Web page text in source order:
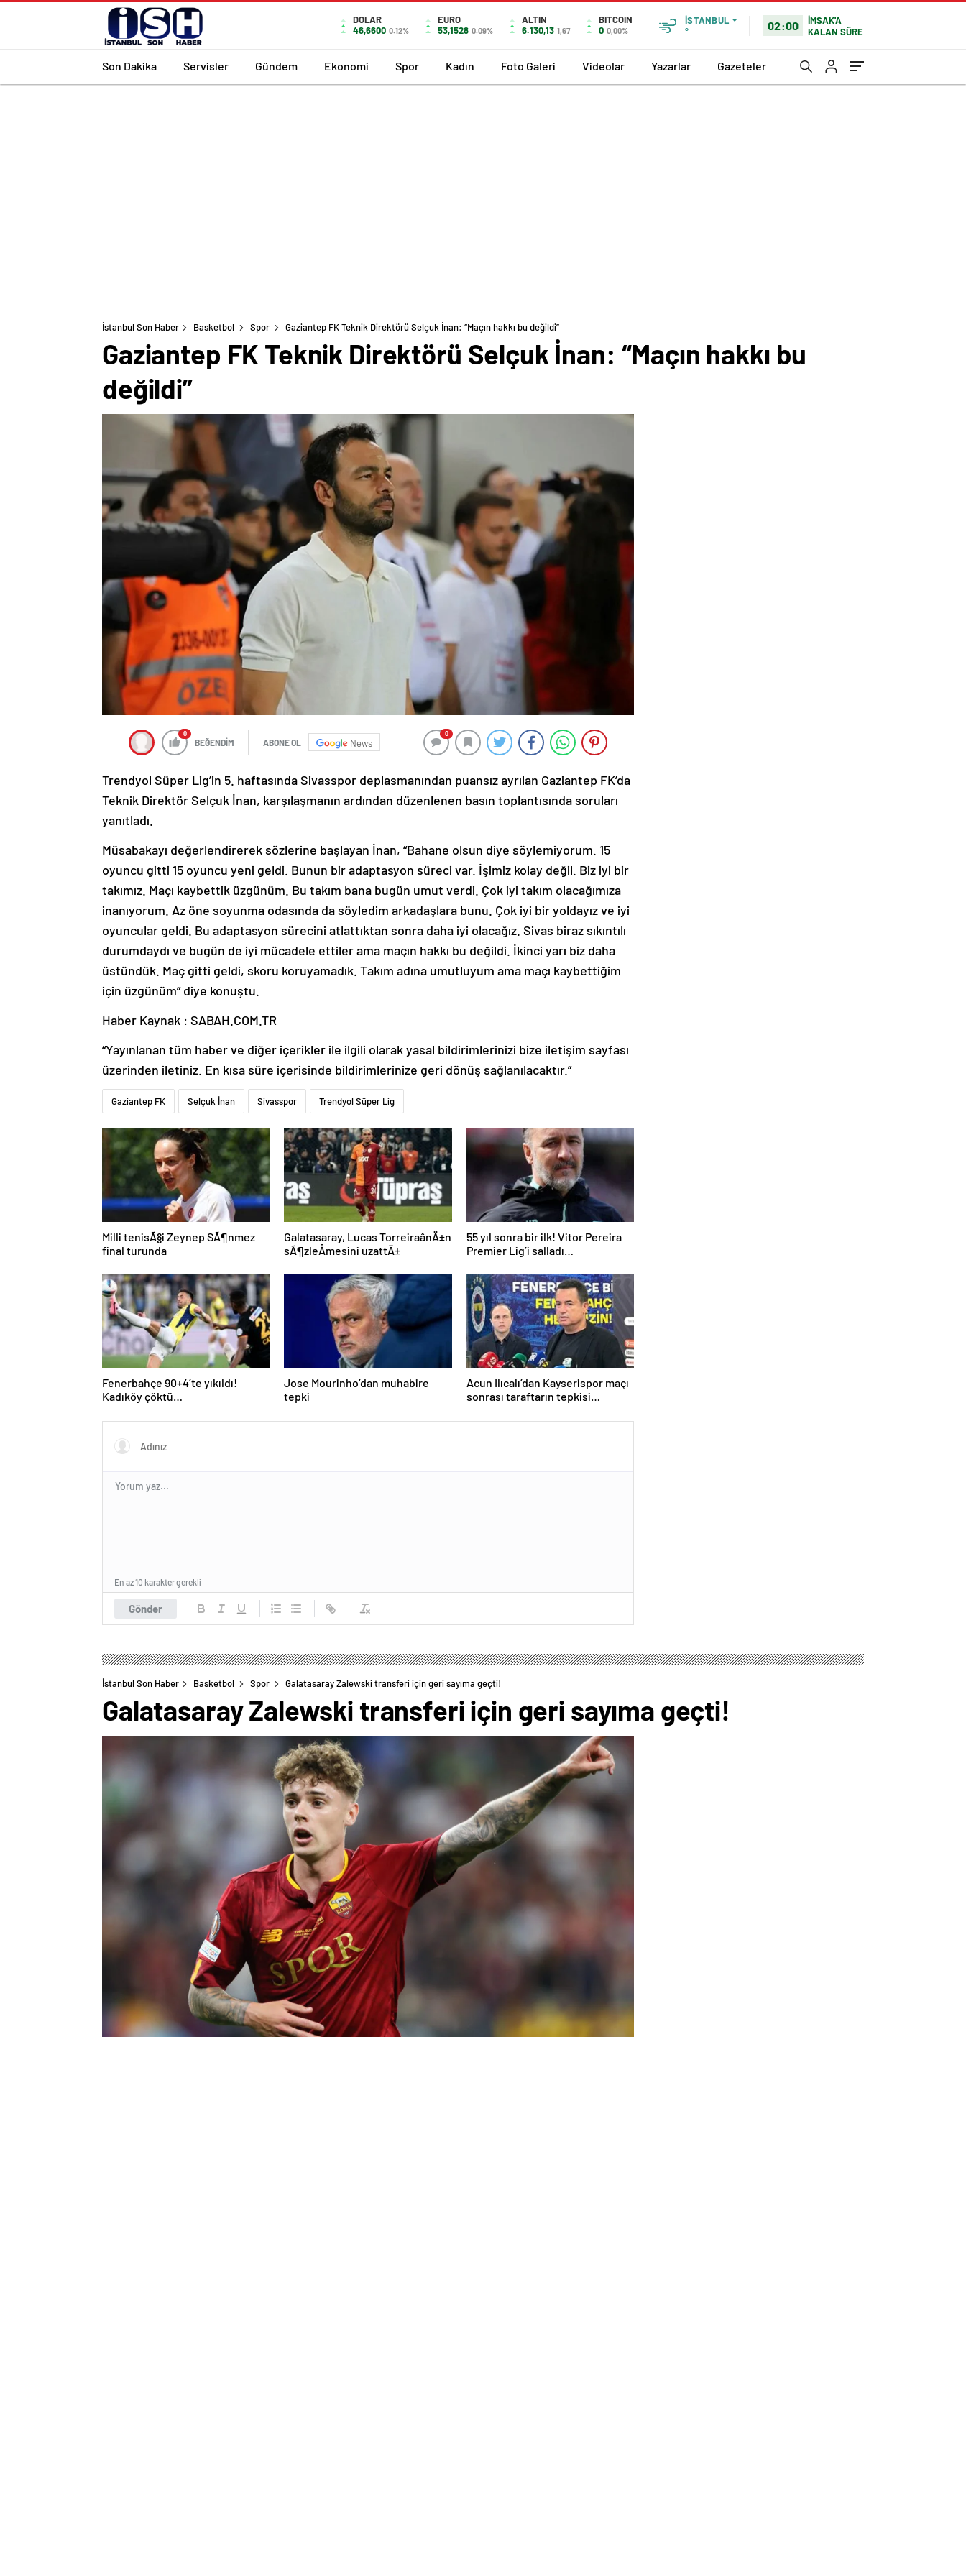
DOLAR
46,6600 0.12%
EURO
53,1528 0.09%
ALTIN
6.130,13 1,67
BITCOIN
0 0,00%
İSTANBUL
°
02:00
İMSAK'A
KALAN SÜRE
Son Dakika Servisler Gündem Ekonomi Spor Kadın Foto Galeri Videolar Yazarlar Gazeteler
İstanbul Son Haber Basketbol Spor Gaziantep FK Teknik Direktörü Selçuk İnan: “Maçın hakkı bu değildi”
Gaziantep FK Teknik Direktörü Selçuk İnan: “Maçın hakkı bu
değildi”
0
BEĞENDİM ABONE OL News
0
Trendyol Süper Lig’in 5. haftasında Sivasspor deplasmanından puansız ayrılan Gaziantep FK’da
Teknik Direktör Selçuk İnan, karşılaşmanın ardından düzenlenen basın toplantısında soruları
yanıtladı.
Müsabakayı değerlendirerek sözlerine başlayan İnan, “Bahane olsun diye söylemiyorum. 15
oyuncu gitti 15 oyuncu yeni geldi. Bunun bir adaptasyon süreci var. İşimiz kolay değil. Biz iyi bir
takımız. Maçı kaybettik üzgünüm. Bu takım bana bugün umut verdi. Çok iyi takım olacağımıza
inanıyorum. Az öne soyunma odasında da söyledim arkadaşlara bunu. Çok iyi bir yoldayız ve iyi
oyuncular geldi. Bu adaptasyon sürecini atlattıktan sonra daha iyi olacağız. Sivas biraz sıkıntılı
durumdaydı ve bugün de iyi mücadele ettiler ama maçın hakkı bu değildi. İkinci yarı biz daha
üstündük. Maç gitti geldi, skoru koruyamadık. Takım adına umutluyum ama maçı kaybettiğim
için üzgünüm” diye konuştu.
Haber Kaynak : SABAH.COM.TR
“Yayınlanan tüm haber ve diğer içerikler ile ilgili olarak yasal bildirimlerinizi bize iletişim sayfası
üzerinden iletiniz. En kısa süre içerisinde bildirimlerinize geri dönüş sağlanılacaktır.”
Gaziantep FK Selçuk İnan Sivasspor Trendyol Süper Lig
Milli tenisÃ§i Zeynep SÃ¶nmez
final turunda
Galatasaray, Lucas TorreiraânÄ±n
sÃ¶zleÅmesini uzattÄ±
55 yıl sonra bir ilk! Vitor Pereira
Premier Lig’i salladı…
Fenerbahçe 90+4’te yıkıldı!
Kadıköy çöktü…
Jose Mourinho’dan muhabire
tepki
Acun Ilıcalı’dan Kayserispor maçı
sonrası taraftarın tepkisi
Gönder
En az 10 karakter gerekli
İstanbul Son Haber Basketbol Spor Galatasaray Zalewski transferi için geri sayıma geçti!
Galatasaray Zalewski transferi için geri sayıma geçti!